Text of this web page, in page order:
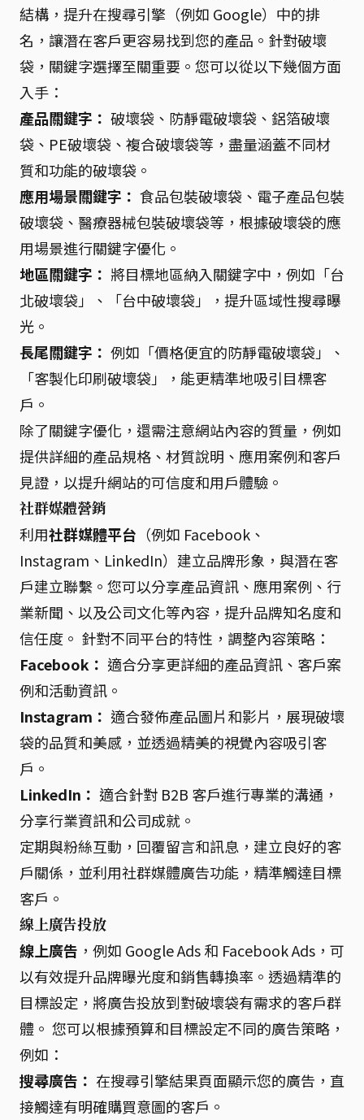
結構，提升在搜尋引擎（例如 Google）中的排
名，讓潛在客戶更容易找到您的產品。針對破壞
袋，關鍵字選擇至關重要。您可以從以下幾個方面
入手：
產品關鍵字： 破壞袋、防靜電破壞袋、鋁箔破壞
袋、PE破壞袋、複合破壞袋等，盡量涵蓋不同材
質和功能的破壞袋。
應用場景關鍵字： 食品包裝破壞袋、電子產品包裝
破壞袋、醫療器械包裝破壞袋等，根據破壞袋的應
用場景進行關鍵字優化。
地區關鍵字： 將目標地區納入關鍵字中，例如「台
北破壞袋」、「台中破壞袋」，提升區域性搜尋曝
光。
長尾關鍵字： 例如「價格便宜的防靜電破壞袋」、
「客製化印刷破壞袋」，能更精準地吸引目標客
戶。
除了關鍵字優化，還需注意網站內容的質量，例如
提供詳細的產品規格、材質說明、應用案例和客戶
見證，以提升網站的可信度和用戶體驗。
社群媒體營銷
利用社群媒體平台 （例如 Facebook、
Instagram、LinkedIn）建立品牌形象，與潛在客
戶建立聯繫。您可以分享產品資訊、應用案例、行
業新聞、以及公司文化等內容，提升品牌知名度和
信任度。 針對不同平台的特性，調整內容策略：
Facebook： 適合分享更詳細的產品資訊、客戶案
例和活動資訊。
Instagram： 適合發佈產品圖片和影片，展現破壞
袋的品質和美感，並透過精美的視覺內容吸引客
戶。
LinkedIn： 適合針對 B2B 客戶進行專業的溝通，
分享行業資訊和公司成就。
定期與粉絲互動，回覆留言和訊息，建立良好的客
戶關係，並利用社群媒體廣告功能，精準觸達目標
客戶。
線上廣告投放
線上廣告 ，例如 Google Ads 和 Facebook Ads，可
以有效提升品牌曝光度和銷售轉換率。透過精準的
目標設定，將廣告投放到對破壞袋有需求的客戶群
體。 您可以根據預算和目標設定不同的廣告策略，
例如：
搜尋廣告： 在搜尋引擎結果頁面顯示您的廣告，直
接觸達有明確購買意圖的客戶。